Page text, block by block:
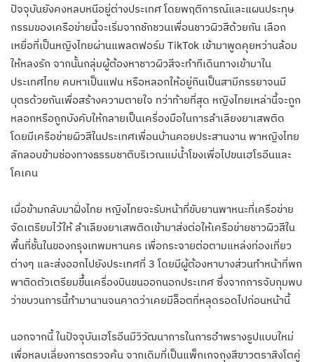
ปัจจุบันยังคงหลบหนีอยู่ต่างประเทศ โดยพฤติการณ์และแผนประทุษ
กรรมของเครือข่ายนี้จะเริ่มจากชักชวนเพื่อนชาวผิวสีด้วยกัน เลือก
เหยื่อที่เป็นหญิงไทยผ่านแพลตฟอร์ม TikTok เข้ามาพูดคุยหว่านล้อม
ให้หลงรัก จากนั้นกลุ่มผู้ต้องหาชาวผิวสีจะทำทีเดินทางเข้ามาใน
ประเทศไทย คบหาเป็นแฟน หรือหลอกให้อยู่กินเป็นสามีภรรยาจนมี
บุตรด้วยกันเพื่อสร้างความตายใจ ทว่าท้ายที่สุด หญิงไทยเหล่านี้จะถูก
หลอกหรือถูกบังคับให้กลายเป็นเครื่องมือในการลำเลียงยาเสพติด
โดยมีเครือข่ายผิวสีในประเทศเพื่อนบ้านคอยประสานงาน พาหญิงไทย
ลักลอบข้ามช่องทางธรรมชาติบริเวณแม่น้ำโขงเพื่อไปขนเฮโรอีนและ
โคเคน
เมื่อข้ามกลับมาฝั่งไทย หญิงไทยจะรับหน้าที่ขับยานพาหนะที่เครือข่าย
จัดเตรียมไว้ให้ ลำเลียงยาเสพติดเข้ามาส่งต่อให้เครือข่ายชาวผิวสีใน
พื้นที่ชั้นในของกรุงเทพมหานคร เพื่อกระจายต่อตามแหล่งท่องเที่ยว
ต่างๆ และส่งออกไปยังประเทศที่ 3 โดยมีผู้ต้องหาบางส่วนทำหน้าที่พก
พาติดตัวเตรียมขึ้นเครื่องบินขนออกนอกประเทศ ซึ่งจากการจับกุมพบ
ว่าขบวนการนี้ทำมานานจนคาดว่าเคยมีล็อตที่หลุดรอดไปก่อนหน้านี้
นอกจากนี้ ในปัจจุบันเฮโรอีนมีวิวัฒนาการในการอำพรางรูปแบบใหม่
เพื่อหลบเลี่ยงการตรวจค้น จากเดิมที่เป็นแพ็กเกจถุงสีขาวตราสิงโตคู่